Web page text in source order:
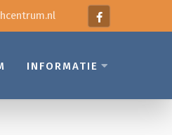
INFORMATIE